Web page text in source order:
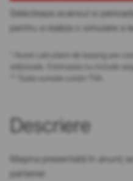
Selecteaza avansul si
pentru a realiza o simulare a
* Acest calculator de leasing are
adiționale. Estimarea nu include
** Toate sumele conțin TVA.
Descriere
Mașina prezentată în anunț
partener.